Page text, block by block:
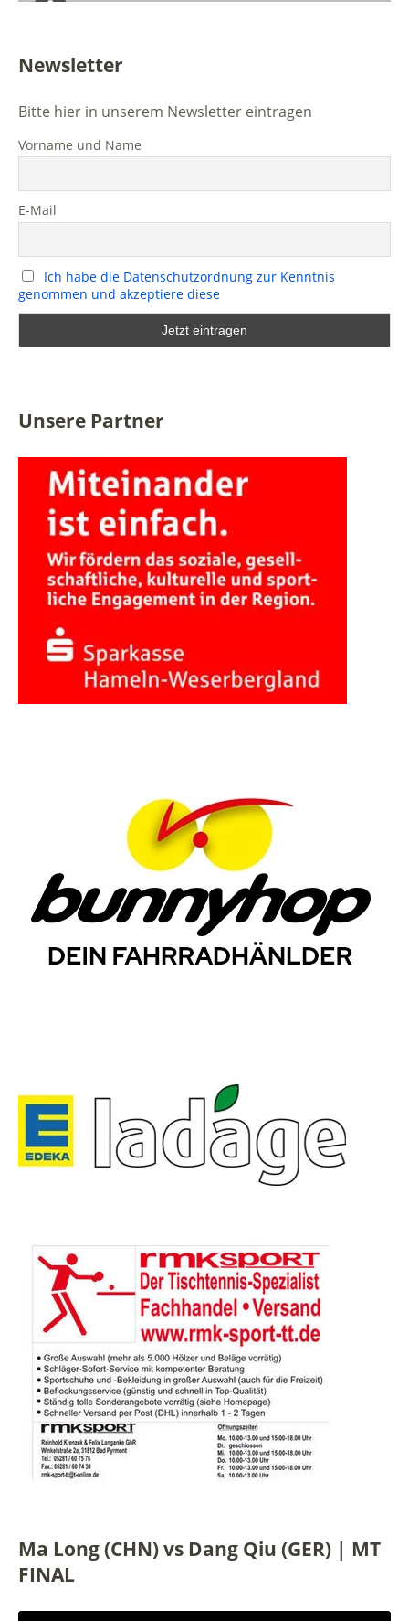
Newsletter
Bitte hier in unserem Newsletter eintragen
Vorname und Name
E-Mail
Ich habe die Datenschutzordnung zur Kenntnis
genommen und akzeptiere diese
Unsere Partner
Ma Long (CHN) vs Dang Qiu (GER) | MT
FINAL